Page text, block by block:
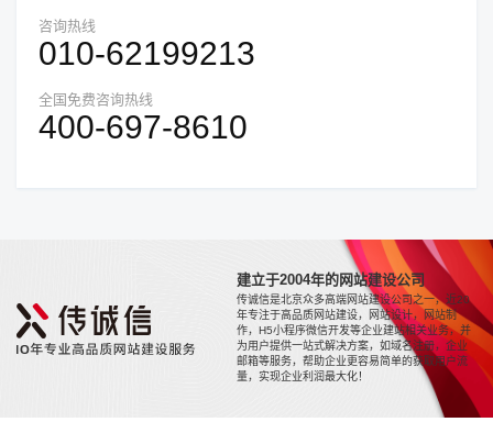
咨询热线
010-62199213
全国免费咨询热线
400-697-8610
建立于2004年的网站建设公司
传诚信是北京众多高端网站建设公司之一，近20
年专注于高品质网站建设，网站设计，网站制
作，H5小程序微信开发等企业建站相关业务，并
为用户提供一站式解决方案，如域名注册，企业
邮箱等服务，帮助企业更容易简单的获取用户流
量，实现企业利润最大化！